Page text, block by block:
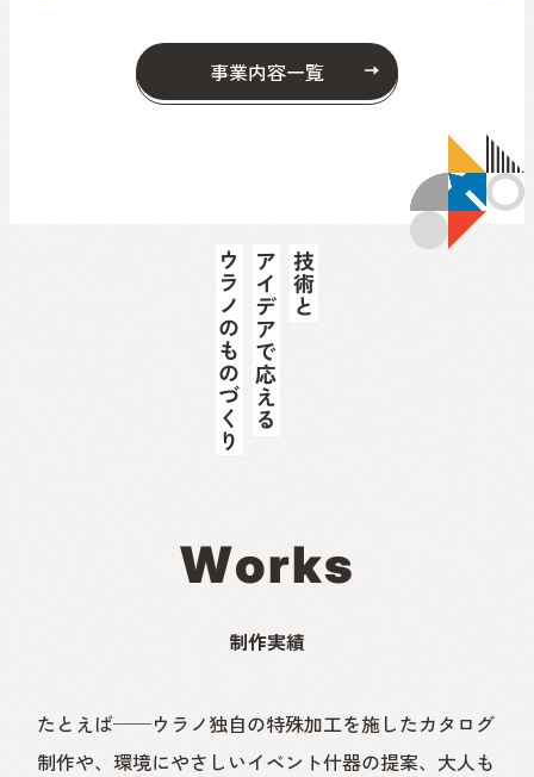
事業内容一覧
Works
制作実績
たとえば──ウラノ独自の特殊加工を施したカタログ
制作や、環境にやさしいイベント什器の提案、大人も